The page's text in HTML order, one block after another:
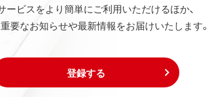
ービスをより簡単にご利用いただけるほか、
要なお知らせや最新情報をお届けいたします。
登録する